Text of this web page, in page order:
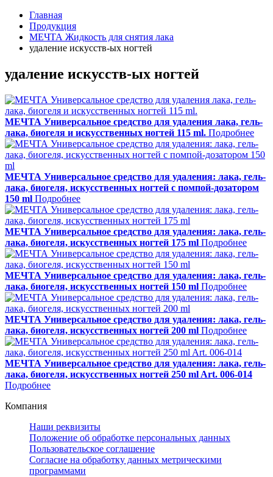
Главная
Продукция
МЕЧТА Жидкость для снятия лака
удаление искусств-ых ногтей
удаление искусств-ых ногтей
МЕЧТА Универсальное средство для удаления лака, гель-
лака, биогеля и искусственных ногтей 115 ml. Подробнее
МЕЧТА Универсальное средство для удаления: лака, гель-
лака, биогеля, искусственных ногтей с помпой-дозатором
150 ml Подробнее
МЕЧТА Универсальное средство для удаления: лака, гель-
лака, биогеля, искусственных ногтей 175 ml Подробнее
МЕЧТА Универсальное средство для удаления: лака, гель-
лака, биогеля, искусственных ногтей 150 ml Подробнее
МЕЧТА Универсальное средство для удаления: лака, гель-
лака, биогеля, искусственных ногтей 200 ml Подробнее
МЕЧТА Универсальное средство для удаления: лака, гель-
лака, биогеля, искусственных ногтей 250 ml Art. 006-014
Подробнее
Компания
Наши реквизиты
Положение об обработке персональных данных
Пользовательское соглашение
Согласие на обработку данных метрическими
программами